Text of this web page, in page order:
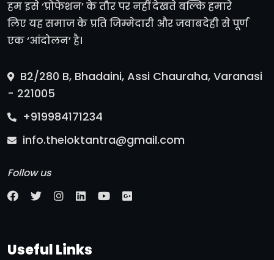
हम इसे ‘प्रोफेशन’ के तौर पर नहीं देखते बल्कि हमारे
लिए यह समाज के प्रति जिम्मेदारी और जवाबदेही से पूर्ण
एक ‘आंदोलन’ है।
B2/280 B, Bhadaini, Assi Chauraha, Varanasi
- 221005
+919984171234
info.theloktantra@gmail.com
Follow us
Useful Links